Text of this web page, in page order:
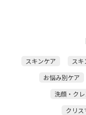
スキンケア スキ
お悩み別ケア
洗顔・ク
クリス